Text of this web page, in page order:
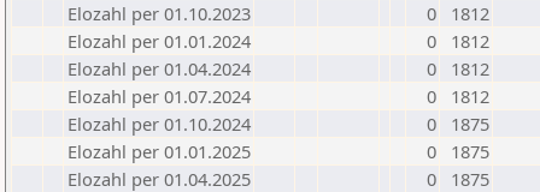
Elozahl per 01.10.2023
0
1812
Elozahl per 01.01.2024
0
1812
Elozahl per 01.04.2024
0
1812
Elozahl per 01.07.2024
0
1812
Elozahl per 01.10.2024
0
1875
Elozahl per 01.01.2025
0
1875
Elozahl per 01.04.2025
0
1875